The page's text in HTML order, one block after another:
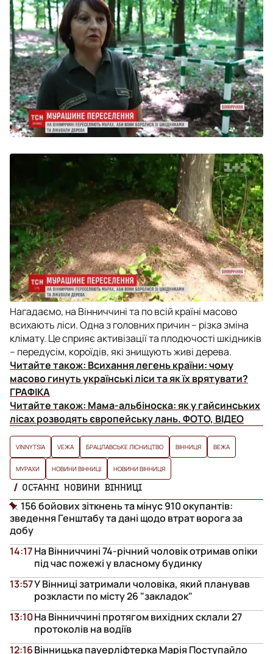
Нагадаємо, на Вінниччині та по всій країні масово
всихають ліси. Одна з головних причин – різка зміна
клімату. Це сприяє активізації та плодючості шкідників
– передусім, короїдів, які знищують живі дерева.
Читайте також: Всихання легень країни: чому
масово гинуть українські ліси та як їх врятувати?
ГРАФІКА
Читайте також: Мама-альбіноска: як у гайсинських
лісах розводять європейську лань. ФОТО, ВІДЕО
VINNYTSIA VЕЖА БРАЦЛАВСЬКЕ ЛІСНИЦТВО ВІННИЦЯ ВЕЖА
МУРАХИ НОВИНИ ВІННИЦІ НОВИНИ ВІННИЦЯ
ОСТАННІ НОВИНИ ВІННИЦІ
156 бойових зіткнень та мінус 910 окупантів:
зведення Генштабу та дані щодо втрат ворога за
добу
На Вінниччині 74-річний чоловік отримав опіки
під час пожежі у власному будинку
14:17
У Вінниці затримали чоловіка, який планував
розкласти по місту 26 "закладок"
13:57
На Вінниччині протягом вихідних склали 27
протоколів на водіїв
13:10
Вінницька пауерліфтерка Марія Поступайло
12:16